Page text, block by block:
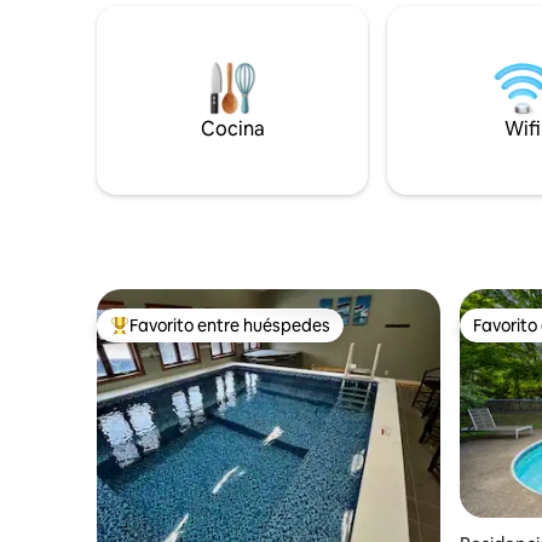
simplemente para relajarte, este
alojamiento está diseñado para una
estancia fácil y memorable ¡La ALBERCA
mayo hasta mediados de octubre
y la
casa un
Cocina Wifi
De los mejores en Favorito entre huéspedes
Favorito entre huéspedes